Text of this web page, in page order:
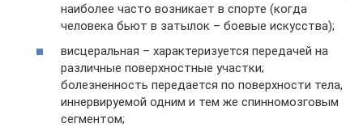
наиболее часто возникает в спорте (когда
человека бьют в затылок – боевые искусства);
висцеральная – характеризуется передачей на
различные поверхностные участки;
болезненность передается по поверхности тела,
иннервируемой одним и тем же спинномозговым
сегментом;